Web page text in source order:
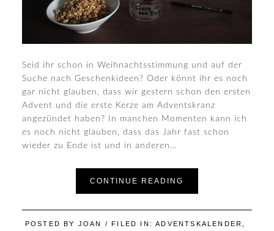
Seid ihr schon in Weihnachtsstimmung und auf der
Suche nach Geschenkideen? Oder könnt ihr es noch
gar nicht glauben, dass wir gestern schon den ersten
Advent und die erste Kerze am Adventskranz
angezündet haben? In manchen Momenten kann ich
es noch nicht glauben, dass das Jahr fast schon
wieder zu Ende ist und in anderen…
CONTINUE READING
POSTED BY JOAN / FILED IN:ADVENTSKALENDER